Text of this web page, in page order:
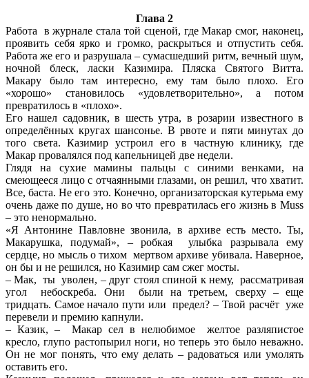
Глава 2
Работа в журнале стала той сценой, где Макар смог, наконец,
проявить себя ярко и громко, раскрыться и отпустить себя.
Работа же его и разрушала – сумасшедший ритм, вечный шум,
ночной блеск, ласки Казимира. Пляска Святого Витта.
Макару было там интересно, ему там было плохо. Его
«хорошо» становилось «удовлетворительно», а потом
превратилось в «плохо».
Его нашел садовник, в шесть утра, в розарии известного в
определённых кругах шансонье. В рвоте и пяти минутах до
того света. Казимир устроил его в частную клинику, где
Макар провалялся под капельницей две недели.
Глядя на сухие мамины пальцы с синими венками, на
смеющееся лицо с отчаянными глазами, он решил, что хватит.
Все, баста. Не его это. Конечно, организаторская кутерьма ему
очень даже по душе, но во что превратилась его жизнь в Muss
– это ненормально.
«Я Антонине Павловне звонила, в архиве есть место. Ты,
Макарушка, подумай», – робкая улыбка разрывала ему
сердце, но мысль о тихом мертвом архиве убивала. Наверное,
он бы и не решился, но Казимир сам сжег мосты.
– Мак, ты уволен, – друг стоял спиной к нему, рассматривая
угол небоскреба. Они были на третьем, сверху – еще
тридцать. Самое начало пути или предел? – Твой расчёт уже
перевели и премию капнули.
– Казик, – Макар сел в нелюбимое желтое разляпистое
кресло, глупо растопырил ноги, но теперь это было неважно.
Он не мог понять, что ему делать – радоваться или умолять
оставить его.